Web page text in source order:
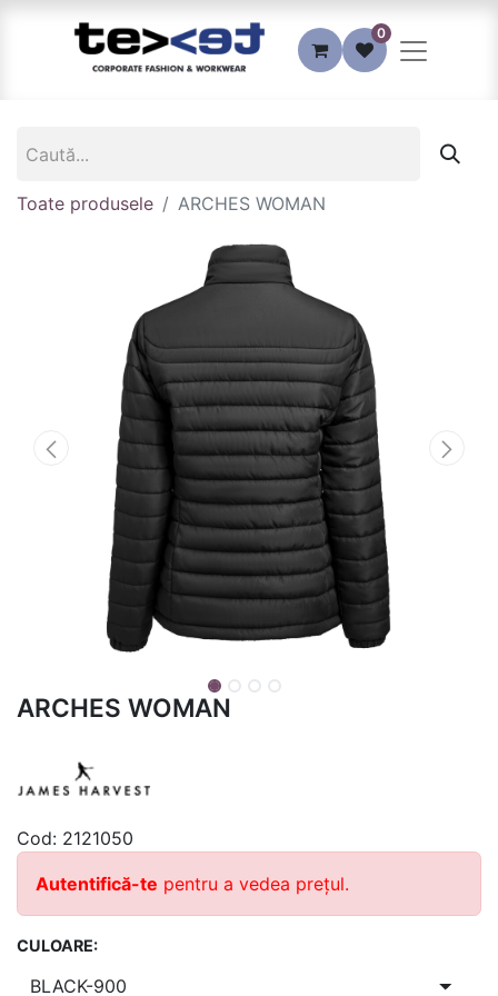
0
Toate produsele ARCHES WOMAN
ARCHES WOMAN
Cod: 2121050
Autentifică-te pentru a vedea prețul.
CULOARE: